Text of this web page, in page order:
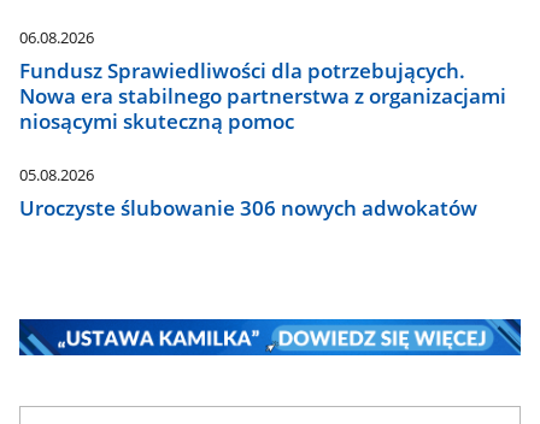
06.08.2026
Fundusz Sprawiedliwości dla potrzebujących.
Nowa era stabilnego partnerstwa z organizacjami
niosącymi skuteczną pomoc
05.08.2026
Uroczyste ślubowanie 306 nowych adwokatów